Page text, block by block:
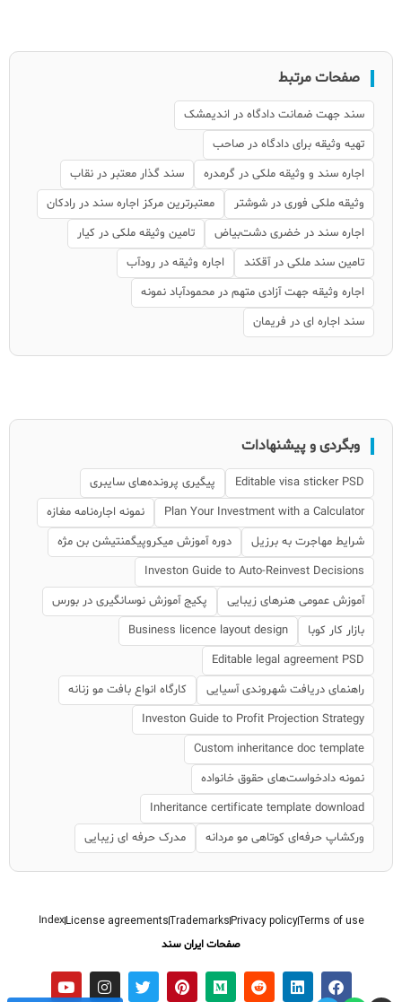
صفحات مرتبط
سند جهت ضمانت دادگاه در اندیمشک
تهیه وثیقه برای دادگاه در صاحب
اجاره سند و وثیقه ملکی در گرمدره
سند گذار معتبر در نقاب
وثیقه ملکی فوری در شوشتر
معتبرترین مرکز اجاره سند در رادکان
اجاره سند در خضری دشت‌بیاض
تامین وثیقه ملکی در کیار
تامین سند ملکی در آقکند
اجاره وثیقه در رودآب
اجاره وثیقه جهت آزادی متهم در محمودآباد نمونه
سند اجاره ای در فریمان
وبگردی و پیشنهادات
Editable visa sticker PSD
پیگیری پرونده‌های سایبری
Plan Your Investment with a Calculator
نمونه اجاره‌نامه مغازه
شرایط مهاجرت به برزیل
دوره آموزش میکروپیگمنتیشن بن مژه
Investon Guide to Auto-Reinvest Decisions
آموزش عمومی هنرهای زیبایی
پکیج آموزش نوسانگیری در بورس
بازار کار کوبا
Business licence layout design
Editable legal agreement PSD
راهنمای دریافت شهروندی آسیایی
کارگاه انواع بافت مو زنانه
Investon Guide to Profit Projection Strategy
Custom inheritance doc template
نمونه دادخواست‌های حقوق خانواده
Inheritance certificate template download
ورکشاپ حرفه‌ای کوتاهی مو مردانه
مدرک حرفه ای زیبایی
Terms of use
Privacy policy
Trademarks
License agreements
Index
صفحات ایران سند